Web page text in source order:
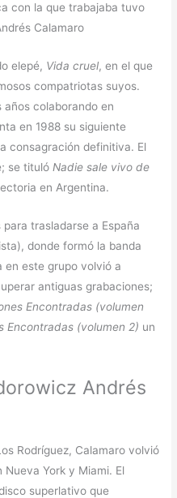
con la que trabajaba tuvo
Calamaro
elepé, Vida cruel, en el que
compatriotas suyos.
años colaborando en
en 1988 su siguiente
consagración definitiva. El
se tituló Nadie sale vivo de
en Argentina.
trasladarse a España
donde formó la banda
en este grupo volvió a
antiguas grabaciones;
Encontradas (volumen
Encontradas (volumen 2) un
Andrés
Rodríguez, Calamaro volvió
York y Miami. El
superlativo que